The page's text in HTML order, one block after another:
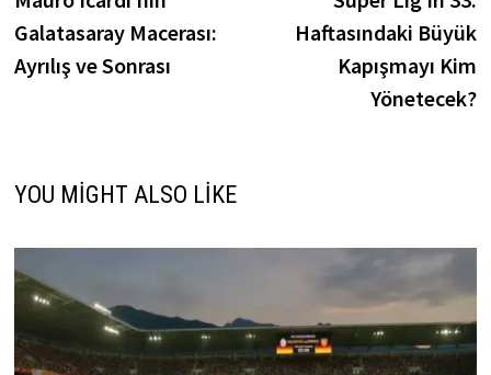
gezinmesi
Galatasaray Macerası:
Ayrılış ve Sonrası
Haftasındaki Büyük
Kapışmayı Kim
Yönetecek?
YOU MIGHT ALSO LIKE